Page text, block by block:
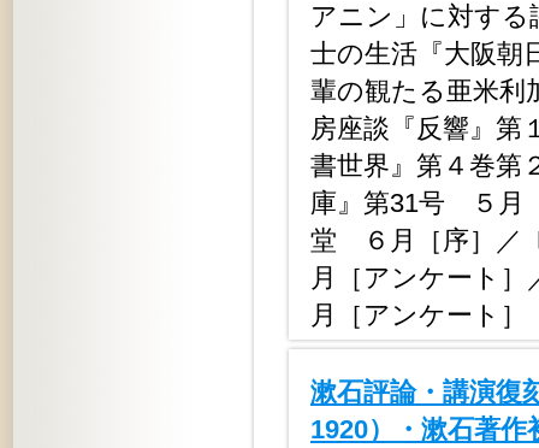
アニン」に対す
士の生活『大阪朝
輩の観たる亜米
房座談『反響』
書世界』第４巻
庫』第31号 ５月
堂 ６月［序］／
月［アンケート
月［アンケート］
漱石評論・講演
1920）・漱石著作